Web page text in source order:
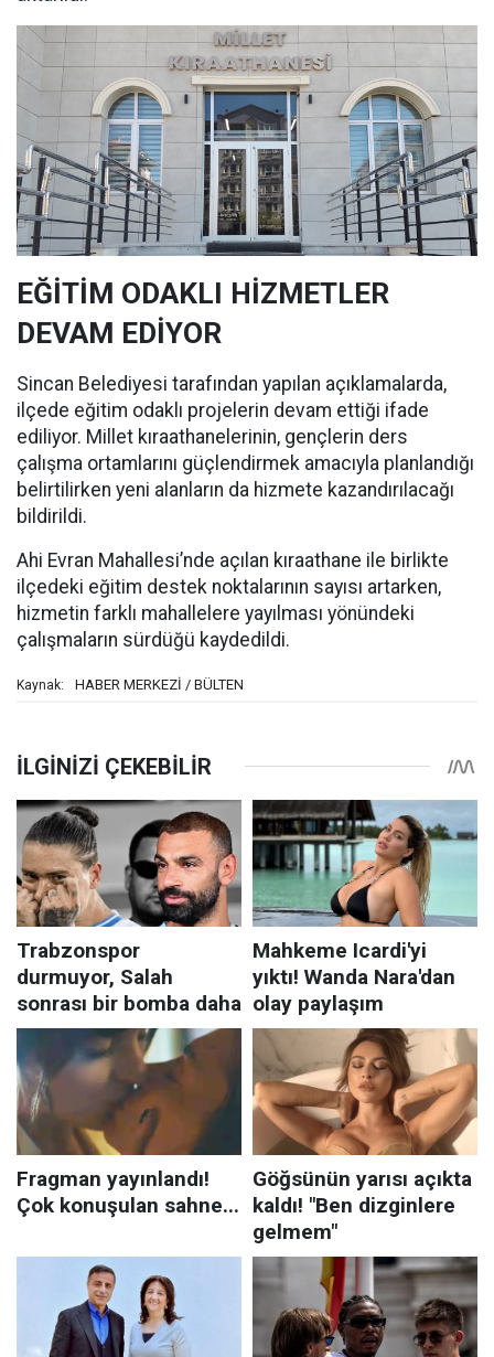
EĞİTİM ODAKLI HİZMETLER
DEVAM EDİYOR
Sincan Belediyesi tarafından yapılan açıklamalarda,
ilçede eğitim odaklı projelerin devam ettiği ifade
ediliyor. Millet kıraathanelerinin, gençlerin ders
çalışma ortamlarını güçlendirmek amacıyla planlandığı
belirtilirken yeni alanların da hizmete kazandırılacağı
bildirildi.
Ahi Evran Mahallesi’nde açılan kıraathane ile birlikte
ilçedeki eğitim destek noktalarının sayısı artarken,
hizmetin farklı mahallelere yayılması yönündeki
çalışmaların sürdüğü kaydedildi.
Kaynak: HABER MERKEZİ / BÜLTEN